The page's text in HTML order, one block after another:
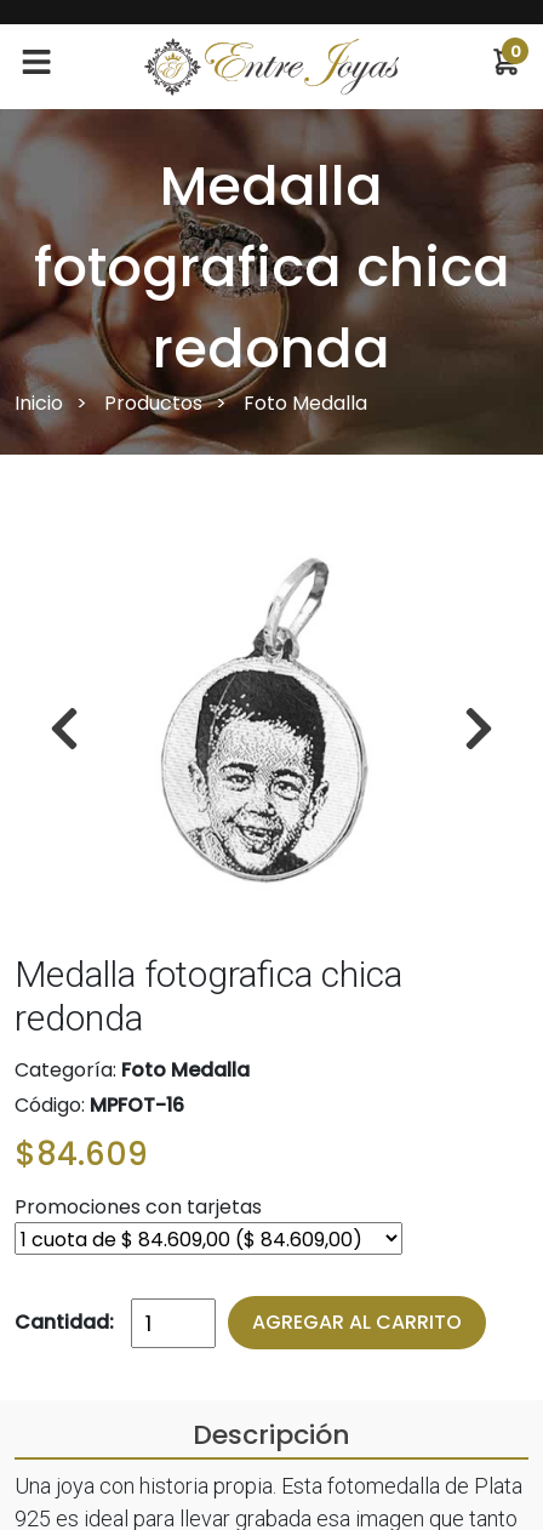
0
Medalla
fotografica chica
redonda
Inicio Productos Foto Medalla
Medalla fotografica chica
redonda
Categoría: Foto Medalla
Código: MPFOT-16
$84.609
Promociones con tarjetas
Cantidad: AGREGAR AL CARRITO
Descripción
Una joya con historia propia. Esta fotomedalla de Plata
925 es ideal para llevar grabada esa imagen que tanto